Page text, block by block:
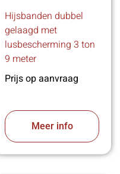
Hijsbanden dubbel
gelaagd met
lusbescherming 3 ton
9 meter
Prijs op aanvraag
Meer info